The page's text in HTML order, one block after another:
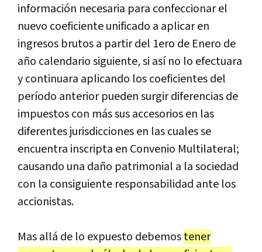
información necesaria para confeccionar el
nuevo coeficiente unificado a aplicar en
ingresos brutos a partir del 1ero de Enero de
año calendario siguiente, si así no lo efectuara
y continuara aplicando los coeficientes del
período anterior pueden surgir diferencias de
impuestos con más sus accesorios en las
diferentes jurisdicciones en las cuales se
encuentra inscripta en Convenio Multilateral;
causando una daño patrimonial a la sociedad
con la consiguiente responsabilidad ante los
accionistas.
Mas allá de lo expuesto debemostener